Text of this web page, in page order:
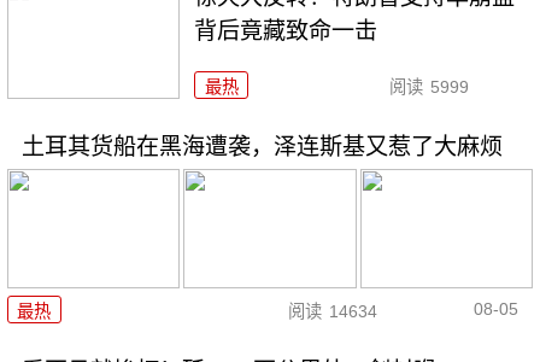
背后竟藏致命一击
最热 阅读 5999
土耳其货船在黑海遭袭，泽连斯基又惹了大麻烦
最热 阅读 14634 08-05